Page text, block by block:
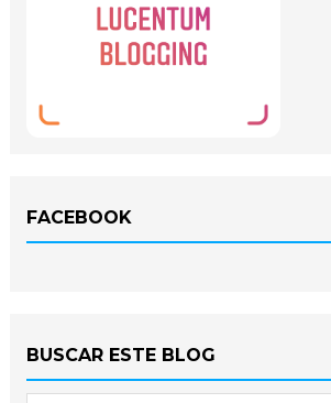
FACEBOOK
BUSCAR ESTE BLOG